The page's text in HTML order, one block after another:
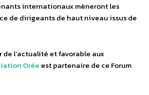
internationaux mèneront les
de dirigeants de haut niveau issus de
de l’actualité et favorable aux
Orée est partenaire de ce Forum